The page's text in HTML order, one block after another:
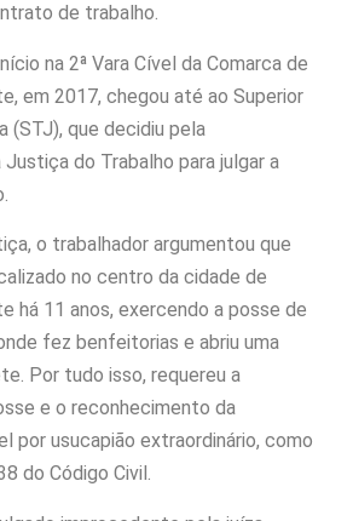
de trabalho.
na 2ª Vara Cível da Comarca de
em 2017, chegou até ao Superior
(STJ), que decidiu pela
do Trabalho para julgar a
o trabalhador argumentou que
no centro da cidade de
há 11 anos, exercendo a posse de
fez benfeitorias e abriu uma
Por tudo isso, requereu a
e o reconhecimento da
por usucapião extraordinário, como
do Código Civil.